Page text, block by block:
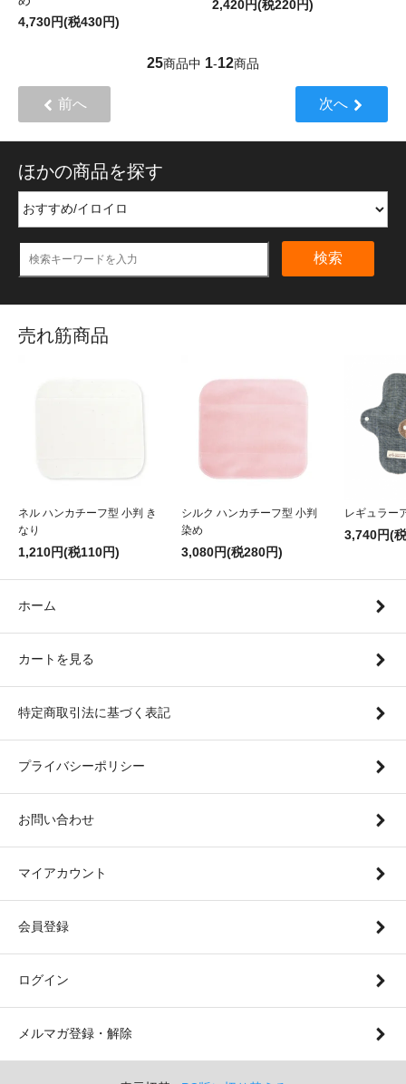
4,730円(税430円)
2,420円(税220円)
25商品中 1-12商品
前へ 次へ
ほかの商品を探す
検索
売れ筋商品
ネル ハンカチーフ型 小判 き
なり
1,210円(税110円)
シルク ハンカチーフ型 小判
染め
3,080円(税280円)
レギュラー
3,740円(
ホーム
カートを見る
特定商取引法に基づく表記
プライバシーポリシー
お問い合わせ
マイアカウント
会員登録
ログイン
メルマガ登録・解除